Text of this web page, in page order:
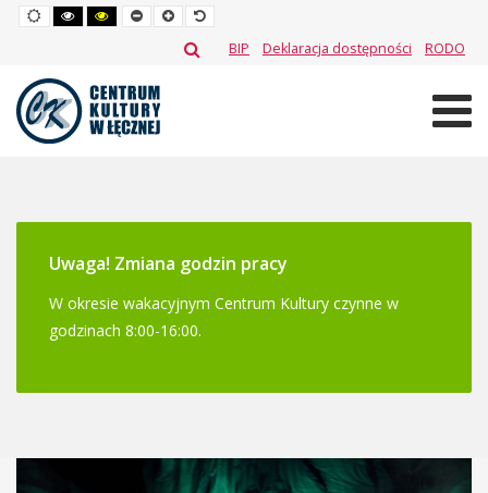
Default
mode
High
contrast
High
contrast
Set
smaller
Set
larger
font
Set
default
fontBIP Deklaracja dostępności RODO
Uwaga! Zmiana godzin pracy
W okresie wakacyjnym Centrum Kultury czynne w
godzinach 8:00-16:00.